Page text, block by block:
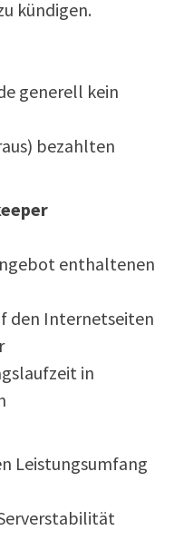
kündigen.
generell kein
bezahlten
enthaltenen
den Internetseiten
in
Leistungsumfang